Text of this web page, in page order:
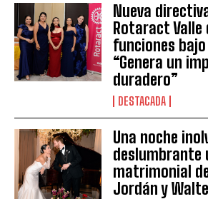
Nueva
Rotaract Valle
funciones
“Genera un
duradero”
DESTACADA
Una noche
deslumbrante
matrimonial
Jordán y